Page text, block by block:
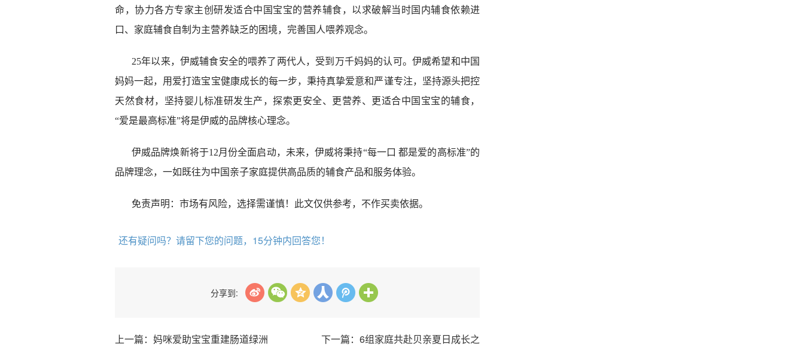
命，协力各方专家主创研发适合中国宝宝的营养辅食，以求破解当时国内辅食依赖进
口、家庭辅食自制为主营养缺乏的困境，完善国人喂养观念。
25年以来，伊威辅食安全的喂养了两代人，受到万千妈妈的认可。伊威希望和中国
妈妈一起，用爱打造宝宝健康成长的每一步，秉持真挚爱意和严谨专注，坚持源头把控
天然食材，坚持婴儿标准研发生产，探索更安全、更营养、更适合中国宝宝的辅食，
“爱是最高标准”将是伊威的品牌核心理念。
伊威品牌焕新将于12月份全面启动，未来，伊威将秉持“每一口 都是爱的高标准”的
品牌理念，一如既往为中国亲子家庭提供高品质的辅食产品和服务体验。
免责声明：市场有风险，选择需谨慎！此文仅供参考，不作买卖依据。
还有疑问吗？请留下您的问题，15分钟内回答您！
分享到:
上一篇：妈咪爱助宝宝重建肠道绿洲 下一篇：6组家庭共赴贝亲夏日成长之